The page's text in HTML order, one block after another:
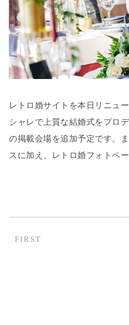
レトロ婚サイトを本日リニュ
シャレで上質な結婚式をプロ
の掲載会場を追加予定です。
スに加え、レトロ婚フォトペ
FIRST